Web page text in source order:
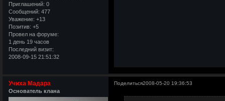
Приглашений: 0
Сообщений: 477
Уважение: +13
Позитив: +5
Провел на форуме:
1 день 19 часов
Последний визит:
2008-09-15 21:51:32
Поделиться2008-05-20 19:36:53
Учиха Мадара
Основатель клана